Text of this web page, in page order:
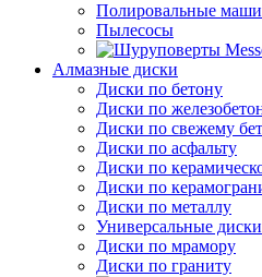
Полировальные
Пылесосы
Алмазные диски
Диски по бетону
Диски по
Диски по свежему
Диски по асфальту
Диски по
Диски по
Диски по металлу
Универсальные диски
Диски по мрамору
Диски по граниту